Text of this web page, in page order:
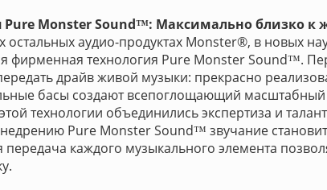
Pure Monster Sound™: Максимально близко к
остальных аудио-продуктах Monster®, в новых
фирменная технология Pure Monster Sound™.
драйв живой музыки: прекрасно
басы создают всепоглощающий
технологии объединились экспертиза и
Pure Monster Sound™ звучание
передача каждого музыкального элемента